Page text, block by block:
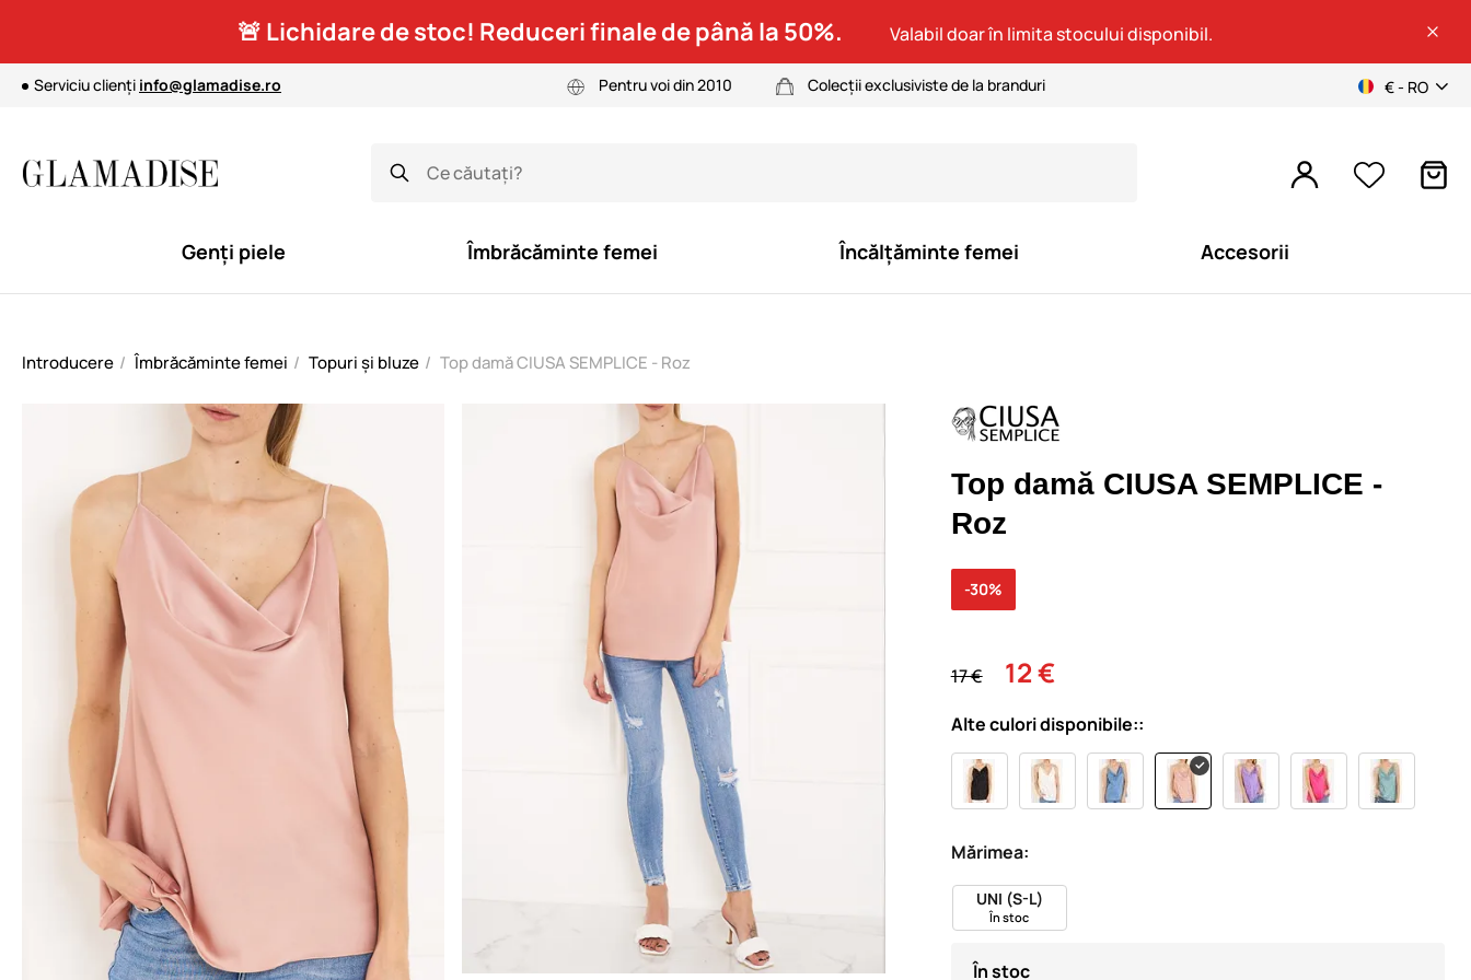
🚨 Lichidare de stoc! Reduceri finale de până la 50%. Valabil doar în limita stocului disponibil.
Serviciu clienți info@glamadise.ro Pentru voi din 2010 Colecții exclusiviste de la branduri € - RO
Genți piele Îmbrăcăminte femei Încălțăminte femei Accesorii
Introducere Îmbrăcăminte femei Topuri și bluze Top damă CIUSA SEMPLICE - Roz
Top damă CIUSA SEMPLICE -
Roz
17 € 12 €
-30%
Alte culori disponibile::
Mărimea:
UNI (S-L)
În stoc
În stoc